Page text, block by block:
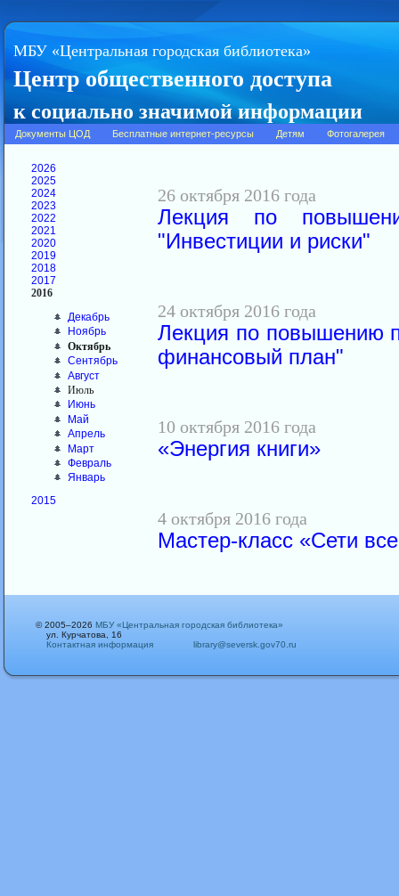
МБУ «Центральная городская библиотека»
Центр общественного доступа
к социально значимой информации
Документы ЦОД Бесплатные интернет-ресурсы Детям Фотогалерея
2026
2025
2024
2023
2022
2021
2020
2019
2018
2017
2016
Декабрь
Ноябрь
Октябрь
Сентябрь
Август
Июль
Июнь
Май
Апрель
Март
Февраль
Январь
2015
26 октября 2016 года
Лекция по
"Инвестиции и риски"
24 октября 2016 года
Лекция по повышению
финансовый план"
10 октября 2016 года
«Энергия книги»
4 октября 2016 года
Мастер-класс «Сети
© 2005–2026 МБУ «Центральная городская библиотека»
ул. Курчатова, 16
Контактная информация
library@seversk.gov70.ru